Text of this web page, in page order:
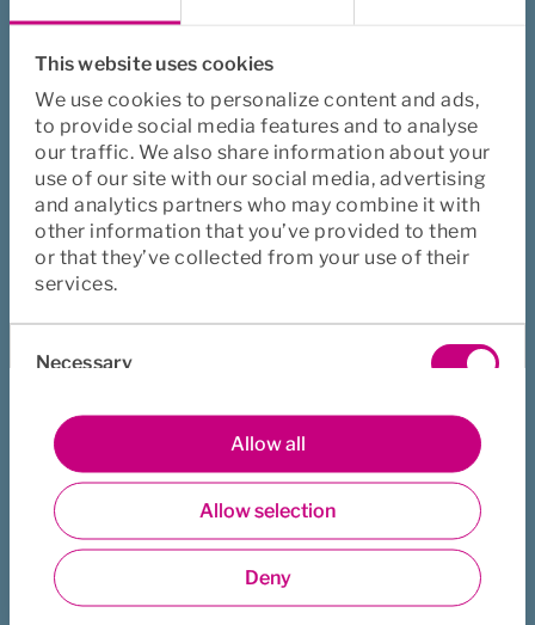
This website uses cookies
We use cookies to personalize content and ads,
to provide social media features and to analyse
our traffic. We also share information about your
use of our site with our social media, advertising
and analytics partners who may combine it with
other information that you’ve provided to them
or that they’ve collected from your use of their
services.
Selection
Necessary
Preferences
Statistics
Marketing
Allow all
Allow selection
Deny
Vennligst ikke send sensitiv informasjon via dette skjemaet
Hjalp denne siden deg?
Ja
Nei
Last ned Skriv ut Del